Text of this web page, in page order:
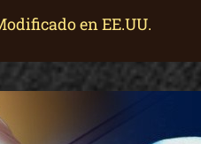
en EE.UU.